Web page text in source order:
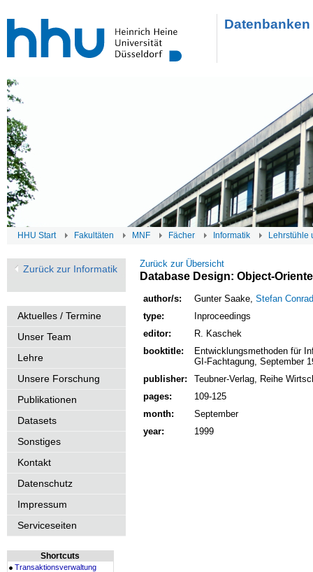
HHU Start Fakultäten MNF Fächer Informatik Lehrstühle
Zurück zur Informatik
Aktuelles / Termine
Unser Team
Lehre
Unsere Forschung
Publikationen
Datasets
Sonstiges
Kontakt
Datenschutz
Impressum
Serviceseiten
Shortcuts
Transaktionsverwaltung
Zurück zur Übersicht
Database Design: Object-
author/s: Gunter Saake, Stefan Conrad
type:
Inproceedings
editor:
R. Kaschek
booktitle:
Entwicklungsmethoden für
GI-Fachtagung, September
publisher:
Teubner-Verlag, Reihe
pages:
109-125
month:
September
year:
1999